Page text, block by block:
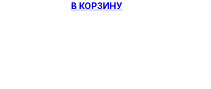
В КОРЗИНУ